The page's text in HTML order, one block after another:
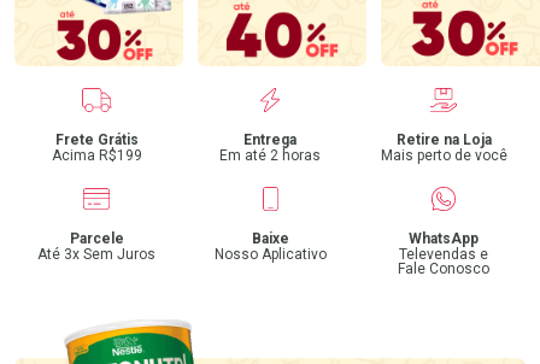
Benefícios
Frete Grátis
Acima R$199
Entrega
Em até 2 horas
Retire na Loja
Mais perto de você
Parcele
Até 3x Sem Juros
Baixe
Nosso Aplicativo
WhatsApp
Televendas e
Fale Conosco